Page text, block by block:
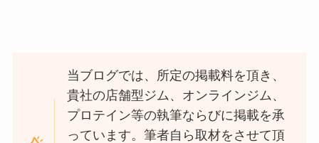
当ブログでは、所定の掲載料を頂き、
貴社の店舗型ジム、オンラインジム、
プロテイン等の執筆ならびに掲載を承
っています。筆者自ら取材をさせて頂